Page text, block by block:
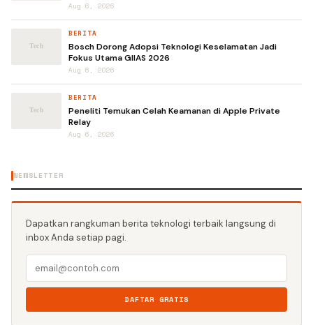
Aug 6, 2026
BERITA
Bosch Dorong Adopsi Teknologi Keselamatan Jadi
Fokus Utama GIIAS 2026
Aug 6, 2026
BERITA
Peneliti Temukan Celah Keamanan di Apple Private
Relay
Aug 6, 2026
NEWSLETTER
Dapatkan rangkuman berita teknologi terbaik langsung di
inbox Anda setiap pagi.
DAFTAR GRATIS